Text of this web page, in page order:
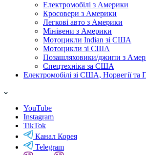
Електромобілі з Америки
Кросовери з Америки
Легкові авто з Америки
Мінівени з Америки
Мотоцикли Indian зі США
Мотоцикли зі США
Позашляховики/джипи з
Спецтехніка за США
Електромобілі зі США, Норвегії та
YouTube
Instagram
TikTok
Канал Корея
Telegram